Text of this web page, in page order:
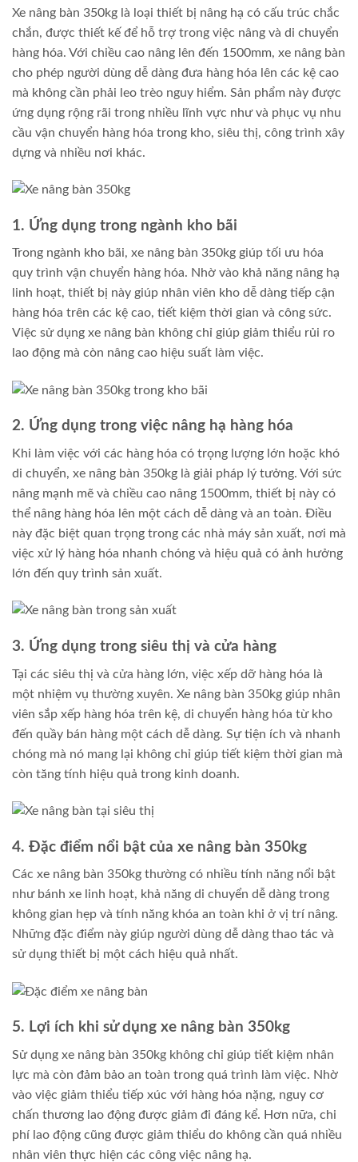
Xe nâng bàn 350kg là loại thiết bị nâng hạ có cấu trúc chắc
chắn, được thiết kế để hỗ trợ trong việc nâng và di chuyển
hàng hóa. Với chiều cao nâng lên đến 1500mm, xe nâng bàn
cho phép người dùng dễ dàng đưa hàng hóa lên các kệ cao
mà không cần phải leo trèo nguy hiểm. Sản phẩm này được
ứng dụng rộng rãi trong nhiều lĩnh vực như và phục vụ nhu
cầu vận chuyển hàng hóa trong kho, siêu thị, công trình xây
dựng và nhiều nơi khác.
1. Ứng dụng trong ngành kho bãi
Trong ngành kho bãi, xe nâng bàn 350kg giúp tối ưu hóa
quy trình vận chuyển hàng hóa. Nhờ vào khả năng nâng hạ
linh hoạt, thiết bị này giúp nhân viên kho dễ dàng tiếp cận
hàng hóa trên các kệ cao, tiết kiệm thời gian và công sức.
Việc sử dụng xe nâng bàn không chỉ giúp giảm thiểu rủi ro
lao động mà còn nâng cao hiệu suất làm việc.
2. Ứng dụng trong việc nâng hạ hàng hóa
Khi làm việc với các hàng hóa có trọng lượng lớn hoặc khó
di chuyển, xe nâng bàn 350kg là giải pháp lý tưởng. Với sức
nâng mạnh mẽ và chiều cao nâng 1500mm, thiết bị này có
thể nâng hàng hóa lên một cách dễ dàng và an toàn. Điều
này đặc biệt quan trọng trong các nhà máy sản xuất, nơi mà
việc xử lý hàng hóa nhanh chóng và hiệu quả có ảnh hưởng
lớn đến quy trình sản xuất.
3. Ứng dụng trong siêu thị và cửa hàng
Tại các siêu thị và cửa hàng lớn, việc xếp dỡ hàng hóa là
một nhiệm vụ thường xuyên. Xe nâng bàn 350kg giúp nhân
viên sắp xếp hàng hóa trên kệ, di chuyển hàng hóa từ kho
đến quầy bán hàng một cách dễ dàng. Sự tiện ích và nhanh
chóng mà nó mang lại không chỉ giúp tiết kiệm thời gian mà
còn tăng tính hiệu quả trong kinh doanh.
4. Đặc điểm nổi bật của xe nâng bàn 350kg
Các xe nâng bàn 350kg thường có nhiều tính năng nổi bật
như bánh xe linh hoạt, khả năng di chuyển dễ dàng trong
không gian hẹp và tính năng khóa an toàn khi ở vị trí nâng.
Những đặc điểm này giúp người dùng dễ dàng thao tác và
sử dụng thiết bị một cách hiệu quả nhất.
5. Lợi ích khi sử dụng xe nâng bàn 350kg
Sử dụng xe nâng bàn 350kg không chỉ giúp tiết kiệm nhân
lực mà còn đảm bảo an toàn trong quá trình làm việc. Nhờ
vào việc giảm thiểu tiếp xúc với hàng hóa nặng, nguy cơ
chấn thương lao động được giảm đi đáng kể. Hơn nữa, chi
phí lao động cũng được giảm thiểu do không cần quá nhiều
nhân viên thực hiện các công việc nâng hạ.